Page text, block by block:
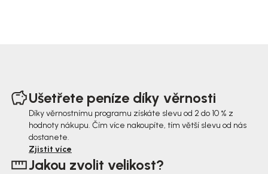
Ušetřete peníze díky věrnosti
Díky věrnostnímu programu získáte slevu od 2 do 10 % z
hodnoty nákupu. Čím více nakoupíte, tím větší slevu od nás
dostanete.
Zjistit více
Jakou zvolit velikost?